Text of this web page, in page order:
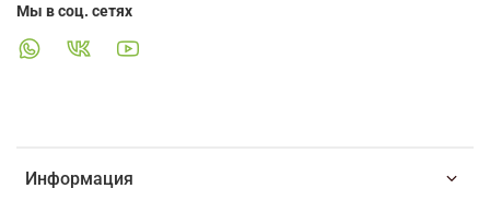
Информация
Мы в соц. сетях